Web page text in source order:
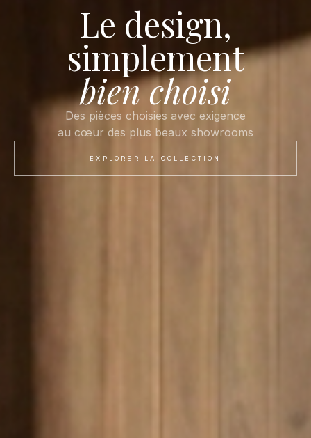
Le design,
simplement
bien choisi
Des pièces choisies avec exigence
au cœur des plus beaux showrooms
EXPLORER LA COLLECTION